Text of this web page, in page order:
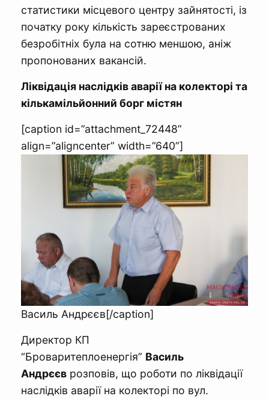
статистики місцевого центру зайнятості, із
початку року кількість зареєстрованих
безробітніх була на сотню меншою, аніж
пропонованих вакансій.
Ліквідація наслідків аварії на колекторі та
кількамільйонний борг містян
[caption id=”attachment_72448”
align=”aligncenter” width=”640”]
Василь Андрєєв[/caption]
Директор КП
“Броваритеплоенергія” Василь
Андрєєв розповів, що роботи по ліквідації
наслідків аварії на колекторі по вул.